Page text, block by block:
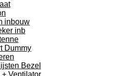
inbouw
inb
Dummy
Bezel
Ventilator